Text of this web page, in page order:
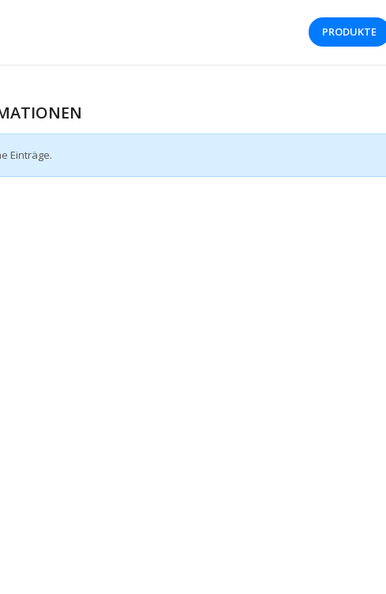
PRODUKTE
Einträge.